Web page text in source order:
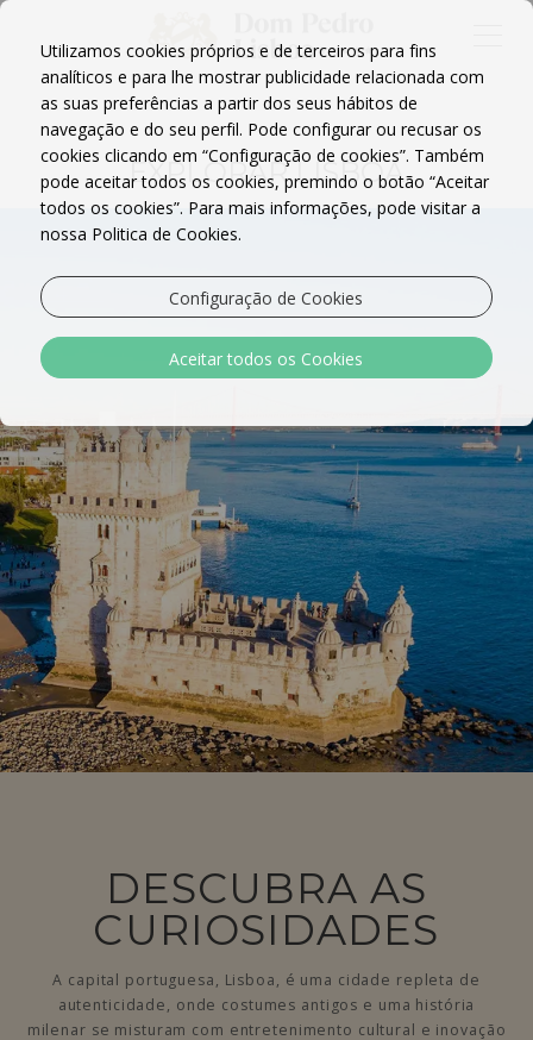
EXPLORAR LISBOA
DESCUBRA AS
CURIOSIDADES
A capital portuguesa, Lisboa, é uma cidade repleta de
autenticidade, onde costumes antigos e uma história
milenar se misturam com entretenimento cultural e inovação
Utilizamos cookies próprios e de terceiros para fins
analíticos e para lhe mostrar publicidade relacionada com
as suas preferências a partir dos seus hábitos de
navegação e do seu perfil. Pode configurar ou recusar os
cookies clicando em “Configuração de cookies”. Também
pode aceitar todos os cookies, premindo o botão “Aceitar
todos os cookies”. Para mais informações, pode visitar a
nossa Politica de Cookies.
Configuração de Cookies
Aceitar todos os Cookies